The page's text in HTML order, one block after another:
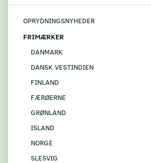
OPRYDNINGSNYHEDER
FRIMÆRKER
DANMARK
DANSK VESTINDIEN
FINLAND
FÆRØERNE
GRØNLAND
ISLAND
NORGE
SLESVIG